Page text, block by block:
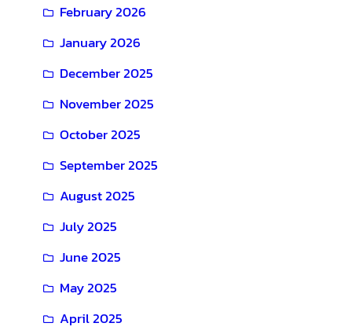
February 2026
January 2026
December 2025
November 2025
October 2025
September 2025
August 2025
July 2025
June 2025
May 2025
April 2025